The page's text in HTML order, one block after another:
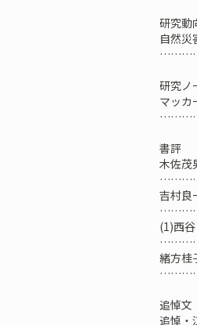
研究動
自然災
研究ノ
マッカ
書評
木佐茂
吉村良
(1)西
緒方桂
追悼文
追悼・